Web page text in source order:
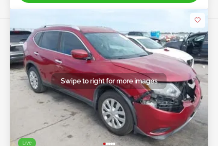
Live
Swipe to right for more images